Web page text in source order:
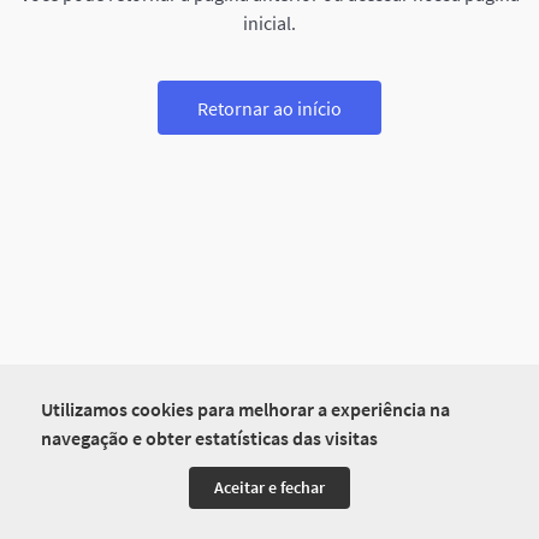
Utilizamos cookies para melhorar a experiência na
navegação e obter estatísticas das visitas
Aceitar e fechar
inicial.
Retornar ao início